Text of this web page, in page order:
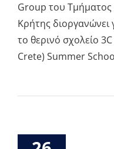
Group του Τμήματος
Κρήτης διοργανώνει
το θερινό σχολείο
Crete) Summer